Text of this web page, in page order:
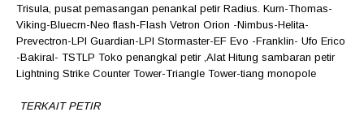
Trisula, pusat pemasangan penankal petir Radius. Kurn-Thomas-
Viking-Bluecrn-Neo flash-Flash Vetron Orion -Nimbus-Helita-
Prevectron-LPI Guardian-LPI Stormaster-EF Evo -Franklin- Ufo Erico
-Bakiral- TSTLP Toko penangkal petir ,Alat Hitung sambaran petir
Lightning Strike Counter Tower-Triangle Tower-tiang monopole
TERKAIT PETIR